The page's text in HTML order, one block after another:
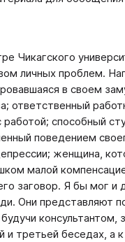
Чикагского
личных проблем.
в своем
ответственный
работой; способный
поведением
женщина,
малой
заговор. Я бы мог
Они представляют
и третьей беседах,